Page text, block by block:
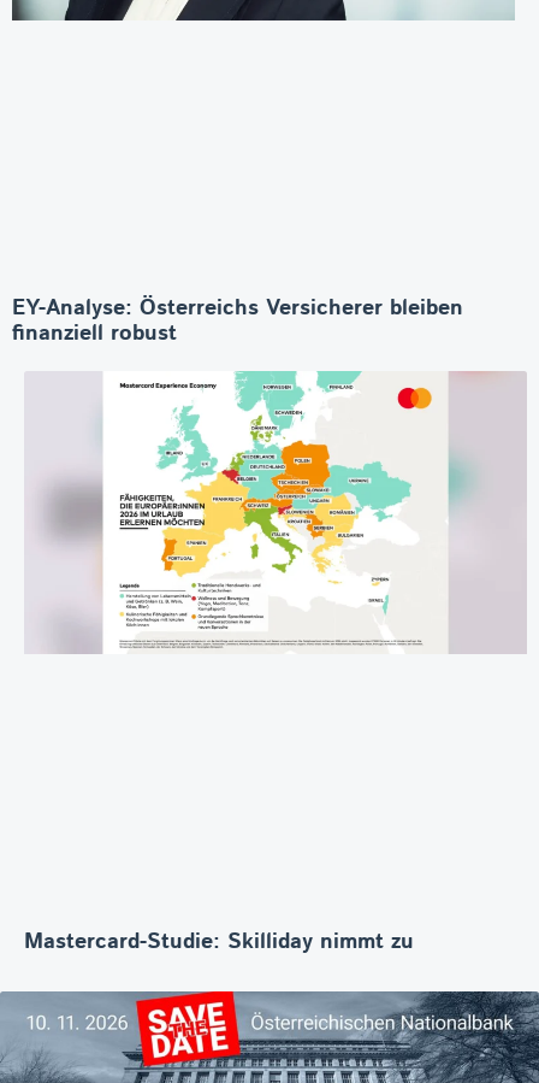
EY-Analyse: Österreichs Versicherer bleiben
finanziell robust
Mastercard-Studie: Skilliday nimmt zu